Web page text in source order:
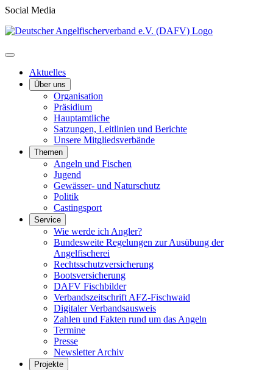
Social Media
Aktuelles
Über uns
Organisation
Präsidium
Hauptamtliche
Satzungen, Leitlinien und Berichte
Unsere Mitgliedsverbände
Themen
Angeln und Fischen
Jugend
Gewässer- und Naturschutz
Politik
Castingsport
Service
Wie werde ich Angler?
Bundesweite Regelungen zur Ausübung der
Angelfischerei
Rechtsschutzversicherung
Bootsversicherung
DAFV Fischbilder
Verbandszeitschrift AFZ-Fischwaid
Digitaler Verbandsausweis
Zahlen und Fakten rund um das Angeln
Termine
Presse
Newsletter Archiv
Projekte